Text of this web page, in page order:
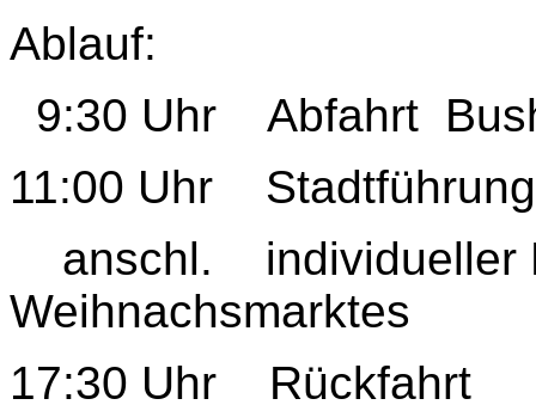
Ablauf:
9:30 Uhr Abfahrt
11:00 Uhr
anschl. individueller
Weihnachsmarktes
17:30 Uhr Rückfahrt